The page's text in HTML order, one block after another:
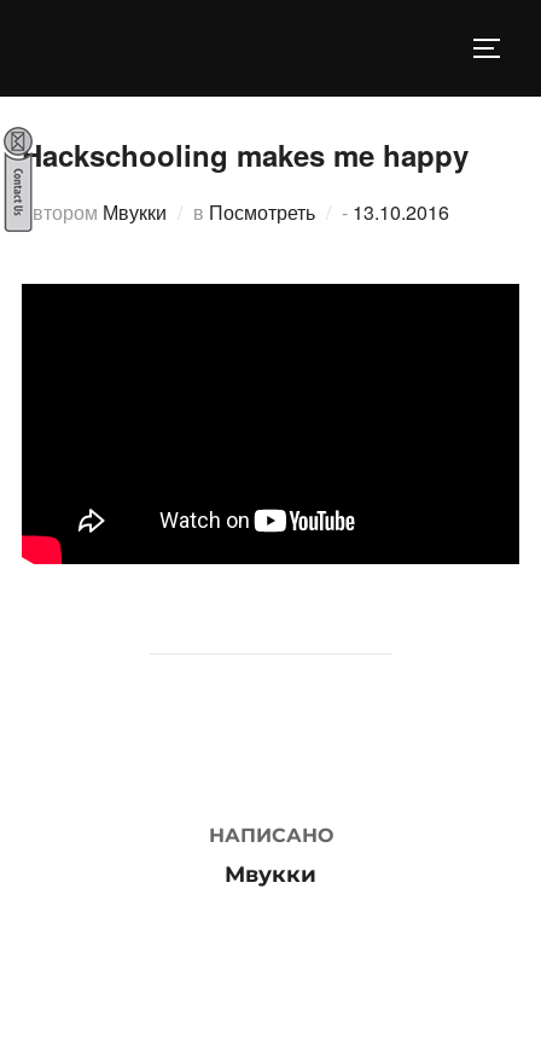
Hackschooling makes me happy
автором Мвукки в Посмотреть - Опубликовано
13.10.2016
НАПИСАНО
Мвукки